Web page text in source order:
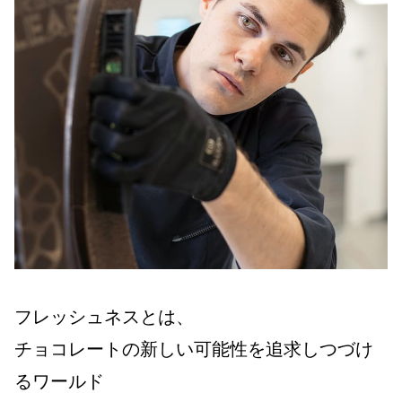
フレッシュネスとは、
チョコレートの新しい可能性を追求しつづけ
るワールド